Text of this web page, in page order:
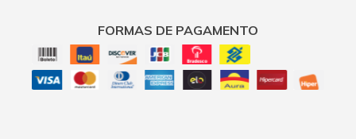
FORMAS DE PAGAMENTO